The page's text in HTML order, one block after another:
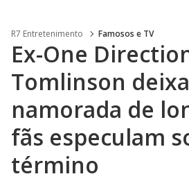
R7 Entretenimento Famosos e TV
Ex-One
Tomlinson
namorada de
fãs especulam
término